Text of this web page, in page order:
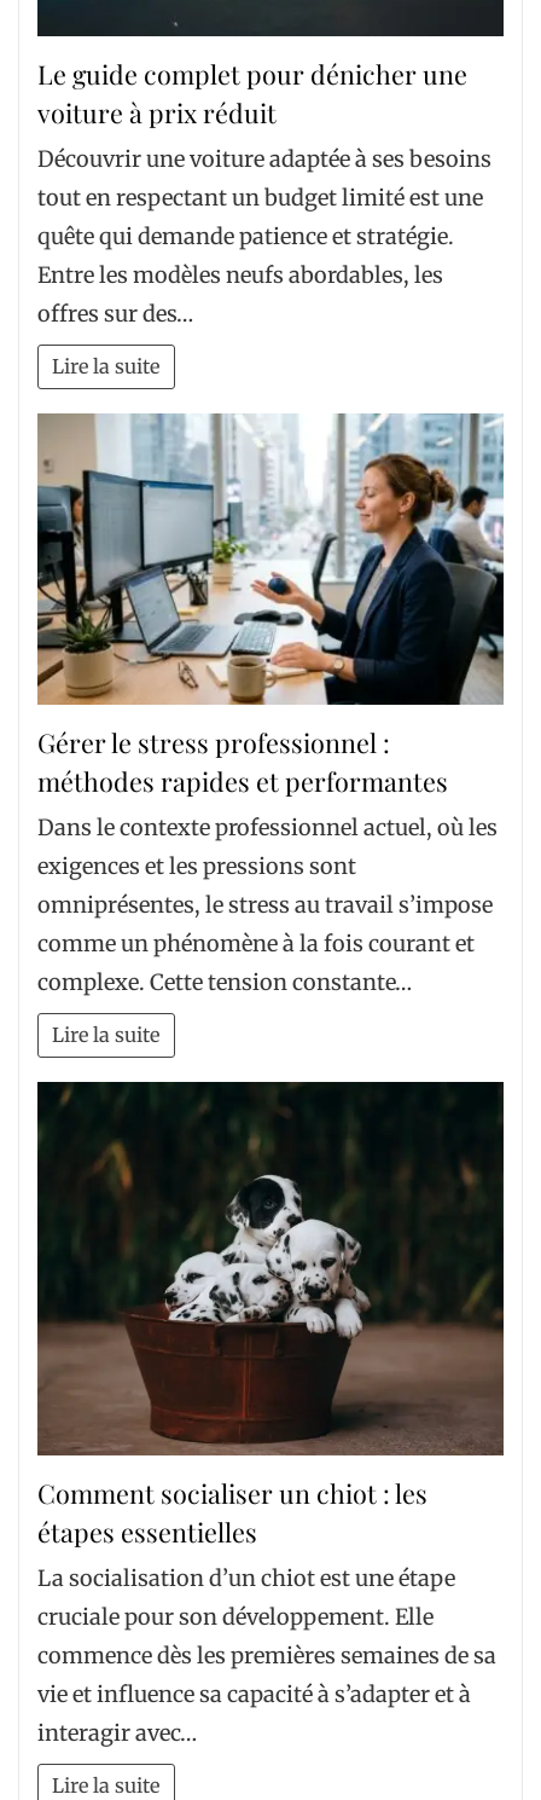
Le guide complet pour dénicher une
voiture à prix réduit
Découvrir une voiture adaptée à ses besoins
tout en respectant un budget limité est une
quête qui demande patience et stratégie.
Entre les modèles neufs abordables, les
offres sur des…
Lire la suite
Gérer le stress professionnel :
méthodes rapides et performantes
Dans le contexte professionnel actuel, où les
exigences et les pressions sont
omniprésentes, le stress au travail s’impose
comme un phénomène à la fois courant et
complexe. Cette tension constante…
Lire la suite
Comment socialiser un chiot : les
étapes essentielles
La socialisation d’un chiot est une étape
cruciale pour son développement. Elle
commence dès les premières semaines de sa
vie et influence sa capacité à s’adapter et à
interagir avec…
Lire la suite